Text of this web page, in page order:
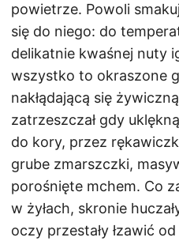
powietrze. Powoli
się do niego: do
delikatnie kwaśnej nuty
wszystko to okraszone
nakłądającą się
zatrzeszczał gdy
do kory, przez
grube zmarszczki,
porośnięte mchem. Co
w żyłach, skronie
oczy przestały łzawić